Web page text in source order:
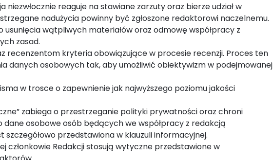
reaguje na stawiane zarzuty oraz bierze udział w
nadużycia powinny być zgłoszone redaktorowi naczelnemu.
wątpliwych materiałów oraz odmowę współpracy z
zasad.
recenzentom kryteria obowiązujące w procesie recenzji. Proces ten
danych osobowych tak, aby umożliwić obiektywizm w podejmowanej
w trosce o zapewnienie jak najwyższego poziomu jakości
zabiega o przestrzeganie polityki prywatności oraz chroni
osobowe osób będących we współpracy z redakcją
przedstawiona w klauzuli informacyjnej.
członkowie Redakcji stosują wytyczne przedstawione w